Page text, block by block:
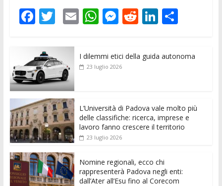
F
e
b
o
o
k
T
itt
er
E
l
W
s
p
M
e
er
R
di
Li
e
C
di
I dilemmi etici della guida autonoma
23 luglio 2026
L’Università di Padova vale molto più
delle classifiche: ricerca, imprese e
lavoro fanno crescere il territorio
23 luglio 2026
Nomine regionali, ecco chi
rappresenterà Padova negli enti:
dall’Ater all’Esu fino al Corecom